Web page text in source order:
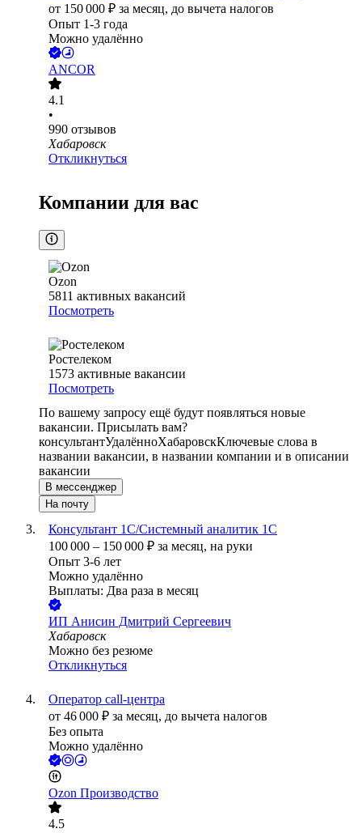
от 150 000 ₽ за месяц, до вычета налогов
Опыт 1-3 года
Можно удалённо
ANCOR
4.1
•
990 отзывов
Хабаровск
Откликнуться
Компании для вас
Ozon
5811 активных вакансий
Посмотреть
Ростелеком
1573 активные вакансии
Посмотреть
По вашему запросу ещё будут появляться новые
вакансии. Присылать вам?
консультантУдалённоХабаровскКлючевые слова в
названии вакансии, в названии компании и в описании
вакансии
В мессенджер
На почту
Консультант 1С/Системный аналитик 1С
100 000 – 150 000 ₽ за месяц, на руки
Опыт 3-6 лет
Можно удалённо
Выплаты: Два раза в месяц
ИП Анисин Дмитрий Сергеевич
Хабаровск
Можно без резюме
Откликнуться
Оператор call-центра
от 46 000 ₽ за месяц, до вычета налогов
Без опыта
Можно удалённо
Ozon Производство
4.5